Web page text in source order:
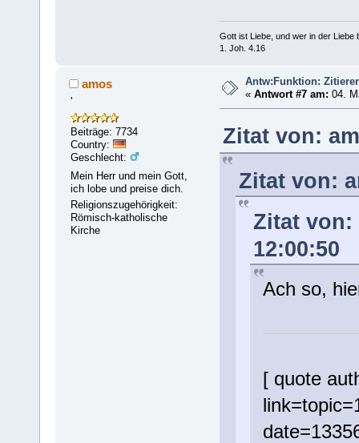
Gott ist Liebe, und wer in der Liebe
1. Joh. 4.16
amos
'
Beiträge: 7734
Country:
Geschlecht:
Mein Herr und mein Gott,
ich lobe und preise dich.
Religionszugehörigkeit:
Römisch-katholische
Kirche
Antw:Funktion:
«Antwort #7 am: 04.
Zitat von:
Zitat von:
Zitat von:
12:00:50
Ach so,
[ quote